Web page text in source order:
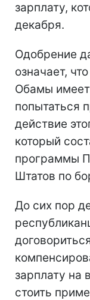
зарплату,
декабря.
Одобрение
означает,
Обамы
попытаться
действие
который
программы
Штатов по
До сих пор
зарплату на
стоить